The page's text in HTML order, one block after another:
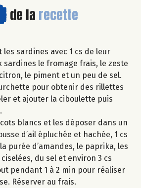
de la recette
les sardines avec 1 cs de leur
sardines le fromage frais, le zeste
le piment et un peu de sel.
pour obtenir des rillettes
et ajouter la ciboulette puis
blancs et les déposer dans un
d’ail épluchée et hachée, 1 cs
purée d’amandes, le paprika, les
du sel et environ 3 cs
pendant 1 à 2 min pour réaliser
Réserver au frais.